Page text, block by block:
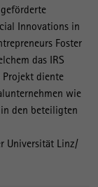
Innovations in
Foster
das IRS
Projekt diente
wie
den beteiligten
Universität Linz/